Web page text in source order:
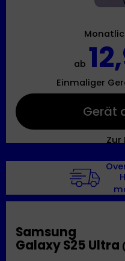
ab
Einmaliger
Gerät
Zur
Samsung
Galaxy S25 Ultra